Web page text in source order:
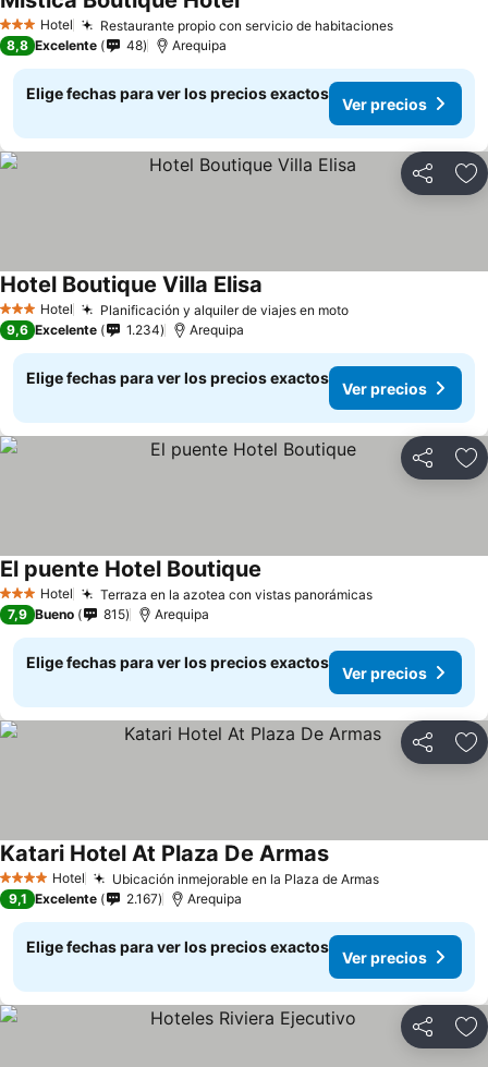
3 Estrellas
Hotel Restaurante propio con servicio de habitaciones
8,8 Excelente 48 Arequipa
Elige fechas para ver los precios exactos
Ver precios
Compartir
3 Estrellas
Hotel Planificación y alquiler de viajes en moto
Hotel Boutique Villa Elisa
9,6 Excelente 1.234 Arequipa
Elige fechas para ver los precios exactos
Ver precios
Compartir
3 Estrellas
Hotel Terraza en la azotea con vistas panorámicas
El puente Hotel Boutique
7,9 Bueno 815 Arequipa
Elige fechas para ver los precios exactos
Ver precios
Compartir
4 EstrellasHotel Ubicación inmejorable en la Plaza de Armas
Katari Hotel At Plaza De Armas
9,1 Excelente 2.167 Arequipa
Elige fechas para ver los precios exactos
Ver precios
Compartir